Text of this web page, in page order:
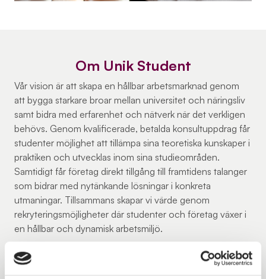
Om Unik Student
Vår vision är att skapa en hållbar arbetsmarknad genom
att bygga starkare broar mellan universitet och näringsliv
samt bidra med erfarenhet och nätverk när det verkligen
behövs. Genom kvalificerade, betalda konsultuppdrag får
studenter möjlighet att tillämpa sina teoretiska kunskaper i
praktiken och utvecklas inom sina studieområden.
Samtidigt får företag direkt tillgång till framtidens talanger
som bidrar med nytänkande lösningar i konkreta
utmaningar. Tillsammans skapar vi värde genom
rekryteringsmöjligheter där studenter och företag växer i
en hållbar och dynamisk arbetsmiljö.
Unik Student är ett fristående företag ägt av Unik Resurs i